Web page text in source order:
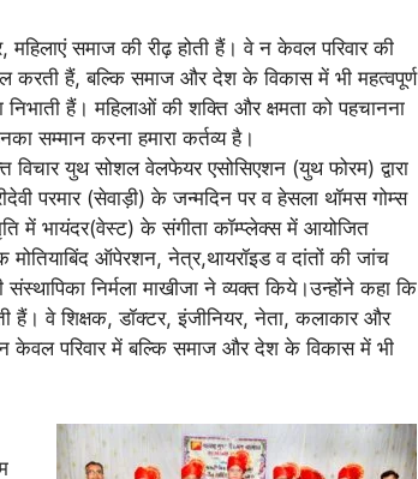
महिलाएं समाज की रीढ़ होती हैं। वे न केवल परिवार की
करती हैं, बल्कि समाज और देश के विकास में भी महत्वपूर्ण
निभाती हैं। महिलाओं की शक्ति और क्षमता को पहचानना
सम्मान करना हमारा कर्तव्य है।
विचार युथ सोशल वेलफेयर एसोसिएशन (युथ फोरम) द्वारा
परमार (सेवाड़ी) के जन्मदिन पर व हेसला थॉमस गोम्स
में भायंदर(वेस्ट) के संगीता कॉम्प्लेक्स में आयोजित
मोतियाबिंद ऑपेरशन, नेत्र,थायरॉइड व दांतों की जांच
निर्मला माखीजा ने व्यक्त किये।उन्होंने कहा कि
हैं। वे शिक्षक, डॉक्टर, इंजीनियर, नेता, कलाकार और
केवल परिवार में बल्कि समाज और देश के विकास में भी